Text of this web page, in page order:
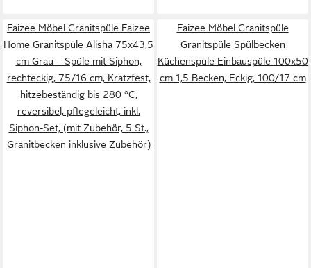
Faizee Möbel Granitspüle Faizee
Home Granitspüle Alisha 75x43,5
cm Grau – Spüle mit Siphon,
rechteckig, 75/16 cm, Kratzfest,
hitzebeständig bis 280 °C,
reversibel, pflegeleicht, inkl.
Siphon-Set, (mit Zubehör, 5 St.,
Granitbecken inklusive Zubehör)
Faizee Möbel Granitspüle
Granitspüle Spülbecken
Küchenspüle Einbauspüle 100x50
cm 1,5 Becken, Eckig, 100/17 cm